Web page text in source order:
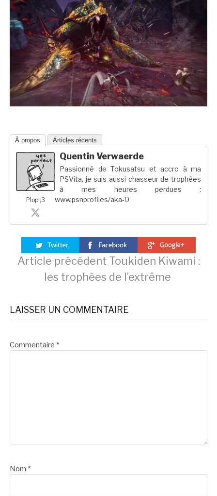
À propos Articles récents
Plop ;3
Quentin Verwaerde
Passionné de Tokusatsu et accro à ma
PSVita, je suis aussi chasseur de trophées
à mes heures perdues :
www.psnprofiles/aka-0
Lire
la
suite
Article précédent Toukiden Kiwami :
les trophées de l’extrême
LAISSER UN COMMENTAIRE
Commentaire *
Nom *